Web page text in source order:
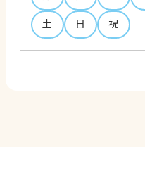
土
日 祝